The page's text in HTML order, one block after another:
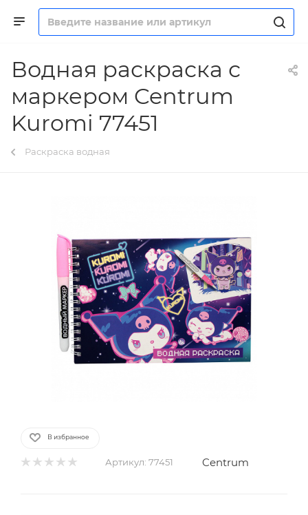
Водная раскраска с
маркером Centrum
Kuromi 77451
Раскраска водная
В избранное
Артикул: 77451 Centrum